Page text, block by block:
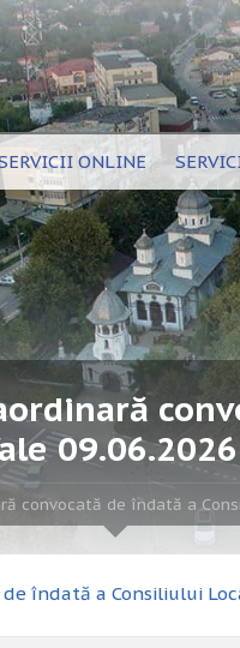
ONLINE
09.06.2026
convocată de îndată a
îndată a Consiliului